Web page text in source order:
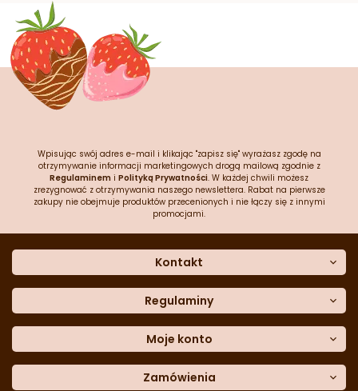
Wpisując swój adres e-mail i klikając "zapisz się" wyrażasz zgodę na
otrzymywanie informacji marketingowych drogą mailową zgodnie z
Regulaminem i Polityką Prywatności. W każdej chwili możesz
zrezygnować z otrzymywania naszego newslettera. Rabat na pierwsze
zakupy nie obejmuje produktów przecenionych i nie łączy się z innymi
promocjami.
Kontakt
Dane kontaktowe
Często zadawane pytania
Sklep stacjonarny
Formularz kontaktowy
Blog
Regulaminy
Polityka prywatności
Polityka cookies
Polityka reklamacji
Moje konto
Moje dane
Zamówienia